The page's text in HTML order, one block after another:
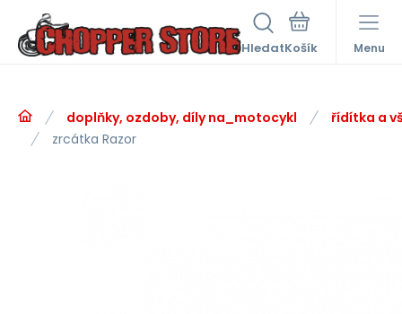
Hledat Menu
doplňky, ozdoby, díly na_motocykl
řídítka a
zrcátka Razor